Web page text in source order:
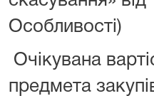
Особливості)
Очікувана
предмета